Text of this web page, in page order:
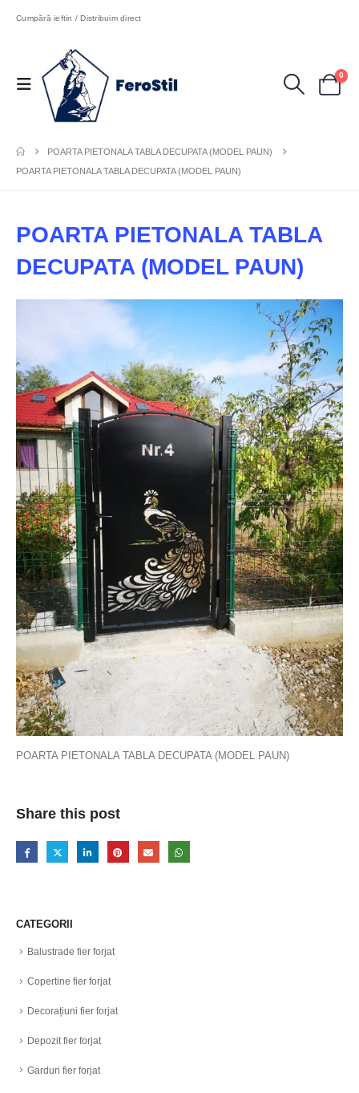
Cumpără ieftin / Distribuim direct
0
POARTA PIETONALA TABLA DECUPATA (MODEL PAUN)
POARTA PIETONALA TABLA DECUPATA (MODEL PAUN)
POARTA PIETONALA TABLA
DECUPATA (MODEL PAUN)
POARTA PIETONALA TABLA DECUPATA (MODEL PAUN)
Share this post
CATEGORII
Balustrade fier forjat
Copertine fier forjat
Decorațiuni fier forjat
Depozit fier forjat
Garduri fier forjat